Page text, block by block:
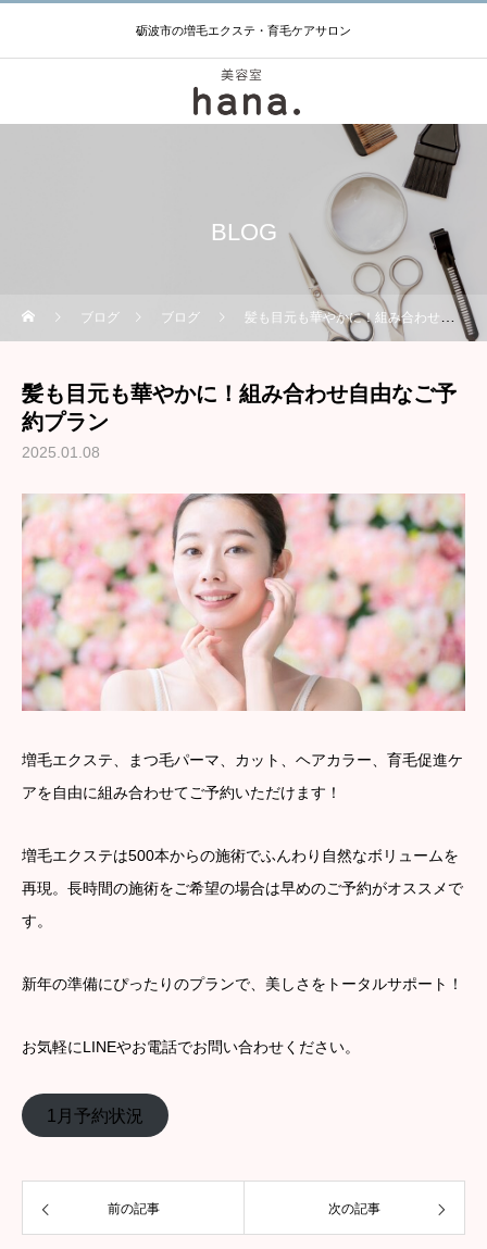
砺波市の増毛エクステ・育毛ケアサロン
BLOG
ブログ ブログ 髪も目元も華やかに！組み合わせ自由なご予約プラン
髪も目元も華やかに！組み合わせ自由なご予
約プラン
2025.01.08
増毛エクステ、まつ毛パーマ、カット、ヘアカラー、育毛促進ケ
アを自由に組み合わせてご予約いただけます！
増毛エクステは500本からの施術でふんわり自然なボリュームを
再現。長時間の施術をご希望の場合は早めのご予約がオススメで
す。
新年の準備にぴったりのプランで、美しさをトータルサポート！
お気軽にLINEやお電話でお問い合わせください。
1月予約状況
前の記事 次の記事